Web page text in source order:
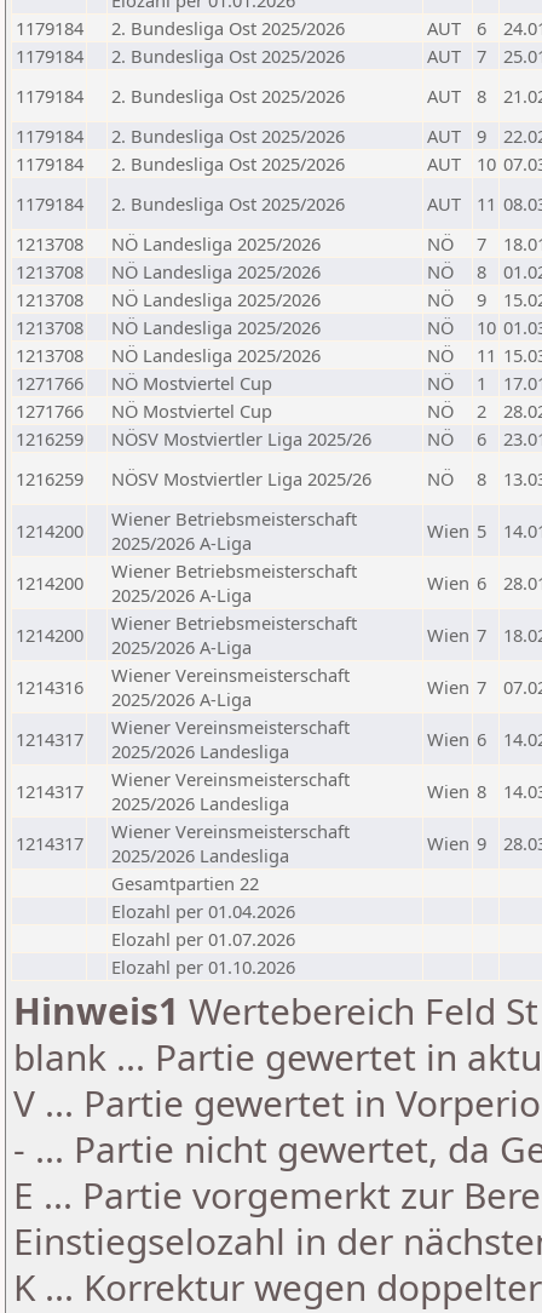
1179184
2. Bundesliga Ost 2025/2026 AUT 6
1179184
2. Bundesliga Ost 2025/2026 AUT 7
1179184
2. Bundesliga Ost 2025/2026 AUT 8
1179184
2. Bundesliga Ost 2025/2026 AUT 9
1179184
2. Bundesliga Ost 2025/2026 AUT 10
1179184
2. Bundesliga Ost 2025/2026 AUT 11
1213708
NÖ Landesliga 2025/2026 NÖ 7
1213708
NÖ Landesliga 2025/2026 NÖ 8
1213708
NÖ Landesliga 2025/2026 NÖ 9
1213708
NÖ Landesliga 2025/2026 NÖ 10
1213708
NÖ Landesliga 2025/2026 NÖ 11
1271766
NÖ Mostviertel Cup NÖ 1
1271766
NÖ Mostviertel Cup NÖ 2
1216259
NÖSV Mostviertler Liga 2025/26 NÖ 6
1216259
NÖSV Mostviertler Liga 2025/26 NÖ 8
1214200
Wiener Betriebsmeisterschaft
2025/2026 A-Liga
Wien 5
1214200
Wiener Betriebsmeisterschaft
2025/2026 A-Liga
Wien 6
1214200
Wiener Betriebsmeisterschaft
2025/2026 A-Liga
Wien 7
1214316
Wiener Vereinsmeisterschaft
2025/2026 A-Liga
Wien 7
1214317
Wiener Vereinsmeisterschaft
2025/2026 Landesliga
Wien 6
1214317
Wiener Vereinsmeisterschaft
2025/2026 Landesliga
Wien 8
1214317
Wiener Vereinsmeisterschaft
2025/2026 Landesliga
Wien 9
Gesamtpartien 22
Elozahl per 01.04.2026
Elozahl per 01.07.2026
Elozahl per 01.10.2026
Hinweis1 Wertebereich Feld
blank ... Partie gewertet in
V ... Partie gewertet in
- ... Partie nicht gewertet, da
E ... Partie vorgemerkt zur
Einstiegselozahl in der
K ... Korrektur wegen